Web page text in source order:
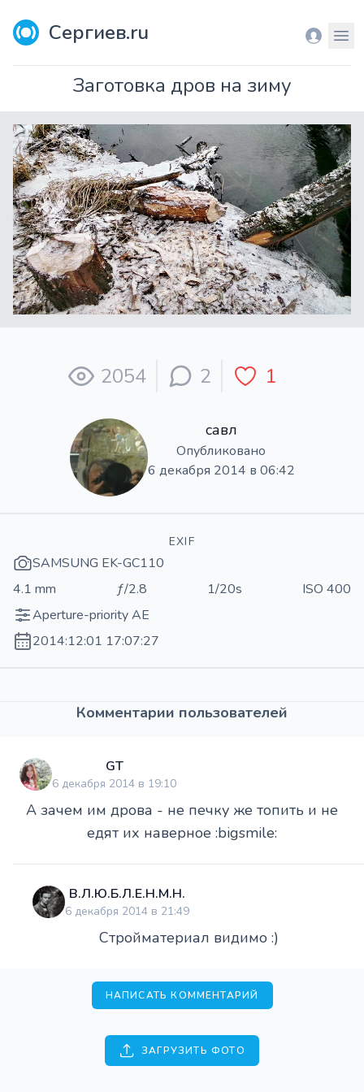
Сергиев.ru Вход
Заготовка дров на зиму
2054 2 1
савл
Опубликовано
6 декабря 2014 в 06:42
EXIF
SAMSUNG EK-GC110
4.1 mm
ƒ/2.8 1/20s
ISO 400
Aperture-priority AE
2014:12:01 17:07:27
Комментарии пользователей
GT
6 декабря 2014 в 19:10
А зачем им дрова - не печку же топить и не
едят их наверное :bigsmile:
В.Л.Ю.Б.Л.Е.Н.М.Н.
6 декабря 2014 в 21:49
Стройматериал видимо :)
НАПИСАТЬ КОММЕНТАРИЙ
ЗАГРУЗИТЬ ФОТО